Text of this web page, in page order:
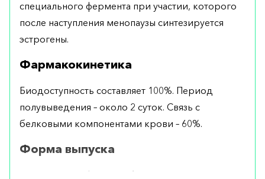
специального фермента при участии, которого
после наступления менопаузы синтезируется
эстрогены.
Фармакокинетика
Биодоступность составляет 100%. Период
полувыведения – около 2 суток. Связь с
белковыми компонентами крови – 60%.
Форма выпуска
Выпускается в форме таблеток по 2,5 мг № 50.